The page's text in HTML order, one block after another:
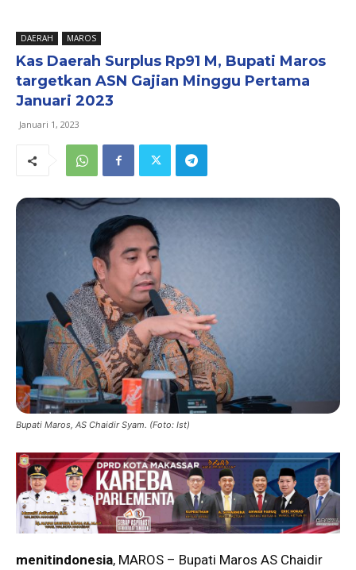
DAERAH MAROS
Kas Daerah Surplus Rp91 M, Bupati Maros
targetkan ASN Gajian Minggu Pertama
Januari 2023
Januari 1, 2023
Bupati Maros, AS Chaidir Syam. (Foto: Ist)
menitindonesia, MAROS – Bupati Maros AS Chaidir